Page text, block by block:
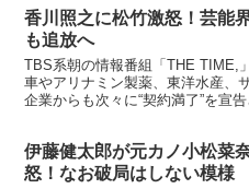
香川照之に松竹激怒！芸能
も追放へ
TBS系朝の情報番組「THE TIME,
車やアリナミン製薬、東洋水産、
企業からも次々に“契約満了”を宣
伊藤健太郎が元カノ小松菜
怒！なお破局はしない模様